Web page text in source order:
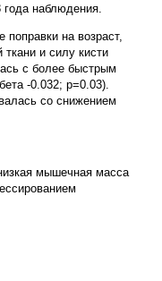
года наблюдения.
на возраст,
ткани и силу кисти
с более быстрым
-0.032; p=0.03).
со снижением
мышечная масса